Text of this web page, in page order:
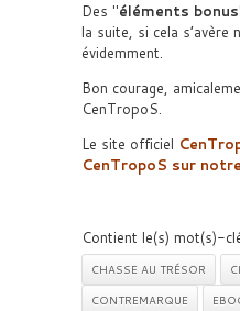
Des
éléments bonus
la suite, si cela s’avère
évidemment.
Bon courage,
CenTropoS.
Le site officiel
CenTropoS sur
Contient le(s) mot(s)-
CHASSE AU TRÉSOR
CONTREMARQUE